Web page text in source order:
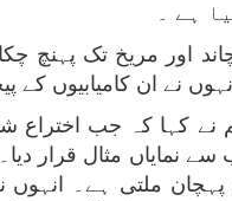
ہے ۔
اور مریخ تک پہنچ
نے ان کامیابیوں کے
نے کہا کہ جب
نمایاں مثال قرار
پہچان ملتی ہے۔